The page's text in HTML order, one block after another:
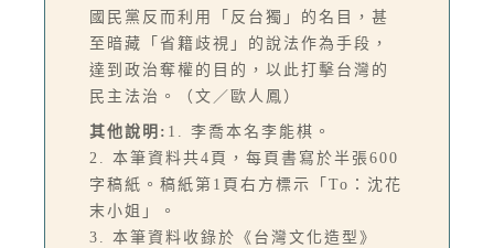
國民黨反而利用「反台獨」的名目，甚
至暗藏「省籍歧視」的說法作為手段，
達到政治奪權的目的，以此打擊台灣的
民主法治。（文／歐人鳳）
其他說明: 1. 李喬本名李能棋。
2. 本筆資料共4頁，每頁書寫於半張600
字稿紙。稿紙第1頁右方標示「To：沈花
末小姐」。
3. 本筆資料收錄於《台灣文化造型》